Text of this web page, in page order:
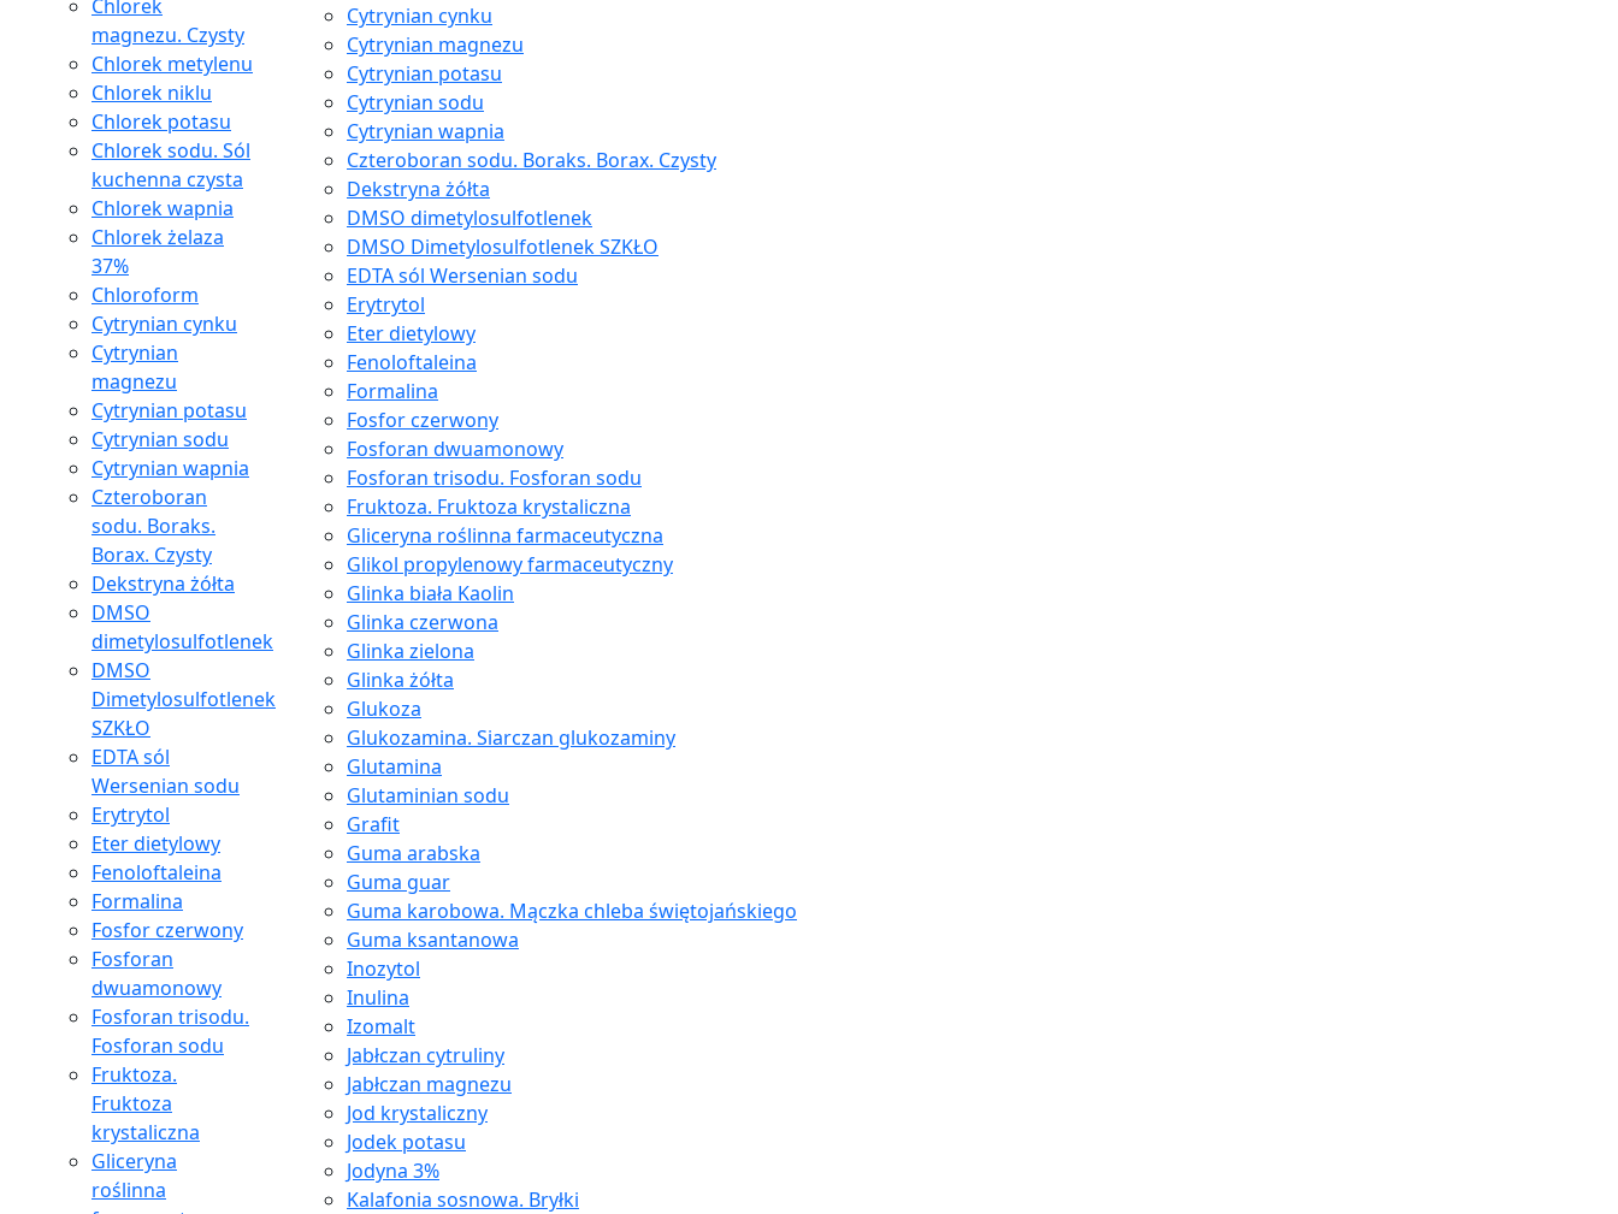
Chlorek
magnezu. Czysty
Chlorek metylenu
Chlorek niklu
Chlorek potasu
Chlorek sodu. Sól
kuchenna czysta
Chlorek wapnia
Chlorek żelaza
37%
Chloroform
Cytrynian cynku
Cytrynian
magnezu
Cytrynian potasu
Cytrynian sodu
Cytrynian wapnia
Czteroboran
sodu. Boraks.
Borax. Czysty
Dekstryna żółta
DMSO
dimetylosulfotlenek
DMSO
Dimetylosulfotlenek
SZKŁO
EDTA sól
Wersenian sodu
Erytrytol
Eter dietylowy
Fenoloftaleina
Formalina
Fosfor czerwony
Fosforan
dwuamonowy
Fosforan trisodu.
Fosforan sodu
Fruktoza.
Fruktoza
krystaliczna
Gliceryna
roślinna
Cytrynian cynku
Cytrynian magnezu
Cytrynian potasu
Cytrynian sodu
Cytrynian wapnia
Czteroboran sodu. Boraks. Borax. Czysty
Dekstryna żółta
DMSO dimetylosulfotlenek
DMSO Dimetylosulfotlenek SZKŁO
EDTA sól Wersenian sodu
Erytrytol
Eter dietylowy
Fenoloftaleina
Formalina
Fosfor czerwony
Fosforan dwuamonowy
Fosforan trisodu. Fosforan sodu
Fruktoza. Fruktoza krystaliczna
Gliceryna roślinna farmaceutyczna
Glikol propylenowy farmaceutyczny
Glinka biała Kaolin
Glinka czerwona
Glinka zielona
Glinka żółta
Glukoza
Glukozamina. Siarczan glukozaminy
Glutamina
Glutaminian sodu
Grafit
Guma arabska
Guma guar
Guma karobowa. Mączka chleba świętojańskiego
Guma ksantanowa
Inozytol
Inulina
Izomalt
Jabłczan cytruliny
Jabłczan magnezu
Jod krystaliczny
Jodek potasu
Jodyna 3%
Kalafonia sosnowa. Bryłki